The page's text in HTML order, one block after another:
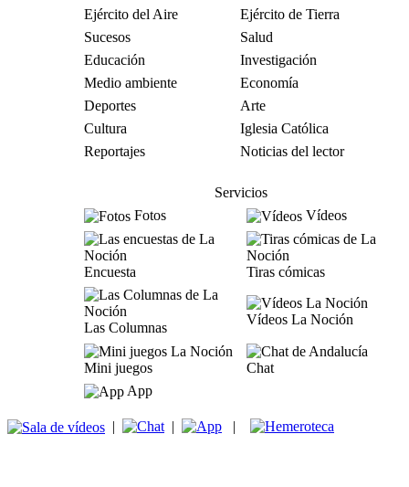
Ejército del Aire
Ejército de Tierra
Sucesos
Salud
Educación
Investigación
Medio ambiente
Economía
Deportes
Arte
Cultura
Iglesia Católica
Reportajes
Noticias del lector
Servicios
Fotos
Vídeos
Encuesta Tiras cómicas
Las Columnas
Vídeos La Noción
Mini juegos
Chat
App
| | |